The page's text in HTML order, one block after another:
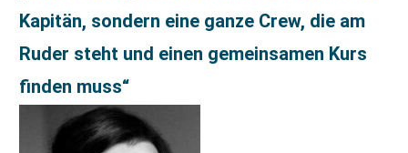
Kapitän, sondern eine ganze Crew, die am
Ruder steht und einen gemeinsamen Kurs
finden muss“